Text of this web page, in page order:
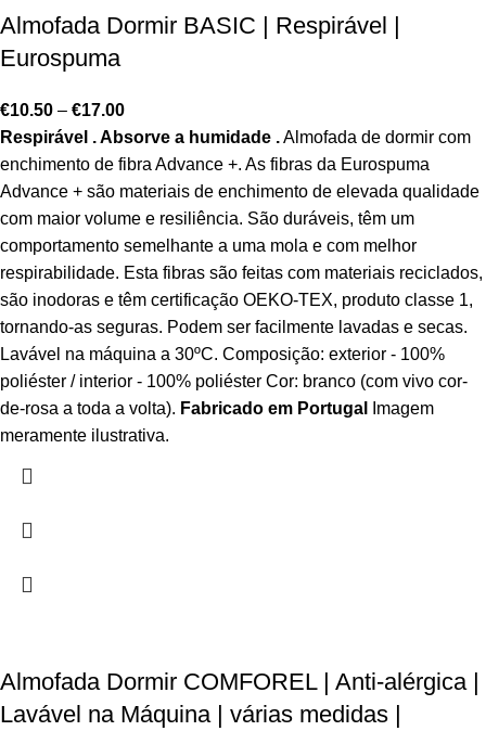
Almofada Dormir BASIC | Respirável |
Eurospuma
€10.50 – €17.00
Respirável . Absorve a humidade .Almofada de dormir com
enchimento de fibra Advance +. As fibras da Eurospuma
Advance + são materiais de enchimento de elevada qualidade
com maior volume e resiliência. São duráveis, têm um
comportamento semelhante a uma mola e com melhor
respirabilidade. Esta fibras são feitas com materiais reciclados,
são inodoras e têm certificação OEKO-TEX, produto classe 1,
tornando-as seguras. Podem ser facilmente lavadas e secas.
Lavável na máquina a 30ºC. Composição: exterior - 100%
poliéster / interior - 100% poliéster Cor: branco (com vivo cor-
de-rosa a toda a volta). Fabricado em Portugal
Imagem
meramente ilustrativa.
Almofada Dormir COMFOREL | Anti-alérgica |
Lavável na Máquina | várias medidas |